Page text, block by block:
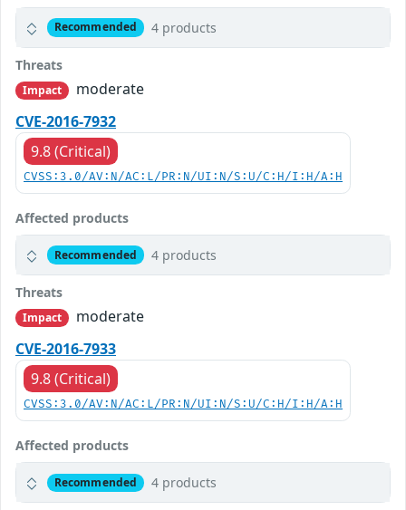
Recommended 4 products
Threats
Impact
moderate
CVE-2016-7932
9.8 (Critical)
CVSS:3.0/AV:N/AC:L/PR:N/UI:N/S:U/C:H/I:H/A:H
Affected products
Recommended 4 products
Threats
Impact
moderate
CVE-2016-7933
9.8 (Critical)
CVSS:3.0/AV:N/AC:L/PR:N/UI:N/S:U/C:H/I:H/A:H
Affected products
Recommended 4 products